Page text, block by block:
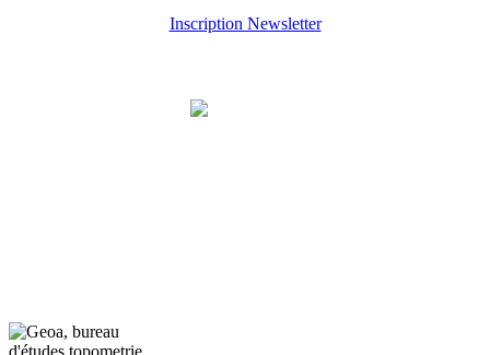
Inscription Newsletter